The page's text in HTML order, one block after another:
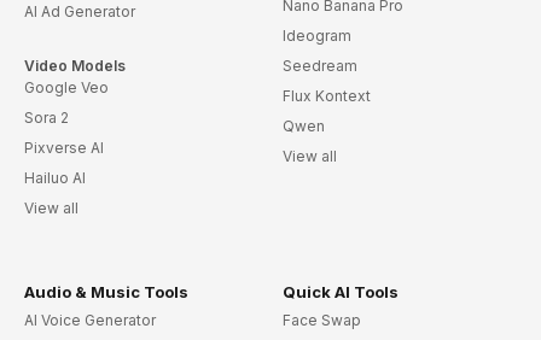
AI Ad Generator
Video Models
Google Veo
Sora 2
Pixverse AI
Hailuo AI
View all
Nano Banana Pro
Ideogram
Seedream
Flux Kontext
Qwen
View all
Audio & Music Tools
AI Voice Generator
Quick AI Tools
Face Swap